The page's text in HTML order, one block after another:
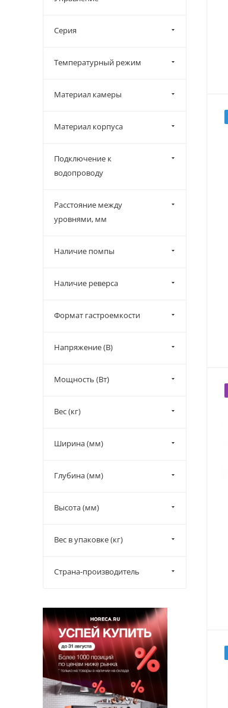
Серия
Температурный режим
Материал камеры
Материал корпуса
Подключение к
водопроводу
Расстояние между
уровнями, мм
Наличие помпы
Наличие реверса
Формат гастроемкости
Напряжение (В)
Мощность (Вт)
Вес (кг)
Ширина (мм)
Глубина (мм)
Высота (мм)
Вес в упаковке (кг)
Страна-производитель